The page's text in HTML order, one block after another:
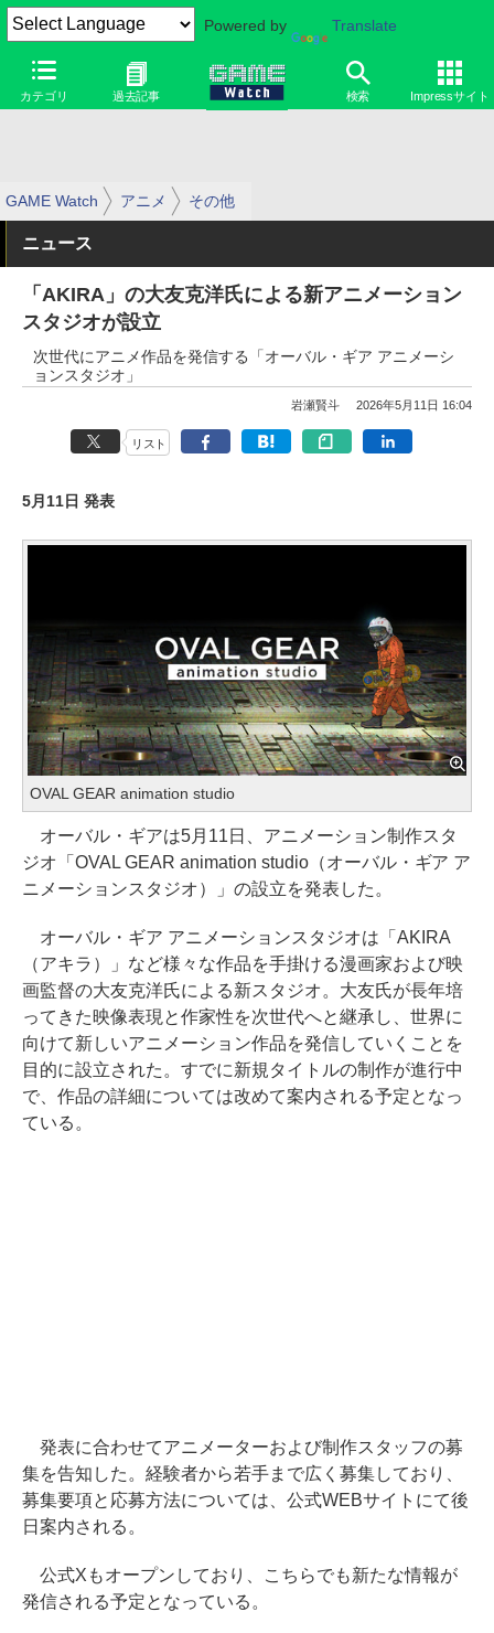
Powered by Translate
カテゴリ 過去記事 検索 Impressサイト
GAME Watch アニメ その他
ニュース
「AKIRA」の大友克洋氏による新アニメーション
スタジオが設立
次世代にアニメ作品を発信する「オーバル・ギア アニメーシ
ョンスタジオ」
岩瀬賢斗 2026年5月11日 16:04
リスト
5月11日 発表
OVAL GEAR animation studio
オーバル・ギアは5月11日、アニメーション制作スタ
ジオ「OVAL GEAR animation studio（オーバル・ギア ア
ニメーションスタジオ）」の設立を発表した。
オーバル・ギア アニメーションスタジオは「AKIRA
（アキラ）」など様々な作品を手掛ける漫画家および映
画監督の大友克洋氏による新スタジオ。大友氏が長年培
ってきた映像表現と作家性を次世代へと継承し、世界に
向けて新しいアニメーション作品を発信していくことを
目的に設立された。すでに新規タイトルの制作が進行中
で、作品の詳細については改めて案内される予定となっ
ている。
発表に合わせてアニメーターおよび制作スタッフの募
集を告知した。経験者から若手まで広く募集しており、
募集要項と応募方法については、公式WEBサイトにて後
日案内される。
公式Xもオープンしており、こちらでも新たな情報が
発信される予定となっている。